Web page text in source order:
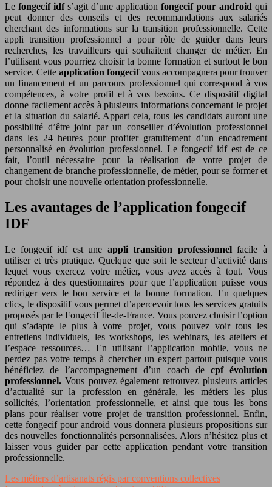
Le fongecif idfs’agit d’une application fongecif pour android qui
peut donner des conseils et des recommandations aux salariés
cherchant des informations sur la transition professionnelle. Cette
appli transition professionnel a pour rôle de guider dans leurs
recherches, les travailleurs qui souhaitent changer de métier. En
l’utilisant vous pourriez choisir la bonne formation et surtout le bon
service. Cette application fongecifvous accompagnera pour trouver
un financement et un parcours professionnel qui correspond à vos
compétences, à votre profil et à vos besoins. Ce dispositif digital
donne facilement accès à plusieurs informations concernant le projet
et la situation du salarié. Appart cela, tous les candidats auront une
possibilité d’être joint par un conseiller d’évolution professionnel
dans les 24 heures pour profiter gratuitement d’un encadrement
personnalisé en évolution professionnel. Le fongecif idf est de ce
fait, l’outil nécessaire pour la réalisation de votre projet de
changement de branche professionnelle, de métier, pour se former et
pour choisir une nouvelle orientation professionnelle.
Les avantages de l’application fongecif
IDF
Le fongecif idf est une appli transition professionnelfacile à
utiliser et très pratique. Quelque que soit le secteur d’activité dans
lequel vous exercez votre métier, vous avez accès à tout. Vous
répondez à des questionnaires pour que l’application puisse vous
rediriger vers le bon service et la bonne formation. En quelques
clics, le dispositif vous permet d’apercevoir tous les services gratuits
proposés par le Fongecif Île-de-France. Vous pouvez choisir l’option
qui s’adapte le plus à votre projet, vous pouvez voir tous les
entretiens individuels, les workshops, les webinars, les ateliers et
l’espace ressources… En utilisant l’application mobile, vous ne
perdez pas votre temps à chercher un expert partout puisque vous
bénéficiez de l’accompagnement d’un coach de cpf évolution
professionnel.Vous pouvez également retrouvez plusieurs articles
d’actualité sur la profession en générale, les métiers les plus
sollicités, l’orientation professionnelle, et ainsi que tous les bons
plans pour réaliser votre projet de transition professionnel. Enfin,
cette fongecif pour android vous donnera plusieurs propositions sur
des nouvelles fonctionnalités personnalisées. Alors n’hésitez plus et
laisser vous guider par cette application pendant votre transition
professionnelle.
Les métiers d’artisanats régis par conventions collectives